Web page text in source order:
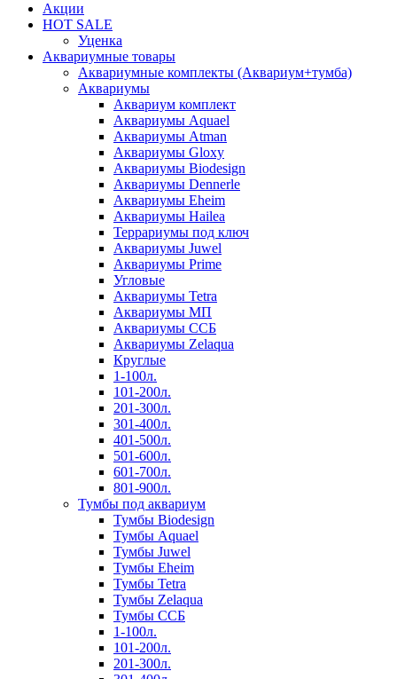
Акции
HOT SALE
Уценка
Аквариумные товары
Аквариумные комплекты (Аквариум+тумба)
Аквариумы
Аквариум комплект
Аквариумы Aquael
Аквариумы Atman
Аквариумы Gloxy
Аквариумы Biodesign
Аквариумы Dennerle
Аквариумы Eheim
Аквариумы Hailea
Террариумы под ключ
Аквариумы Juwel
Аквариумы Prime
Угловые
Аквариумы Tetra
Аквариумы МП
Аквариумы ССБ
Аквариумы Zelaqua
Круглые
1-100л.
101-200л.
201-300л.
301-400л.
401-500л.
501-600л.
601-700л.
801-900л.
Тумбы под аквариум
Тумбы Biodesign
Тумбы Aquael
Тумбы Juwel
Тумбы Eheim
Тумбы Tetra
Тумбы Zelaqua
Тумбы ССБ
1-100л.
101-200л.
201-300л.